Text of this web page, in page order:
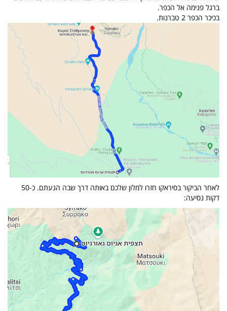
ברגל פנימה אל הכפר.
בכיכר הכפר 2 טברנות.
לאחר הביקור בסיראקו חזרו למלון שלכם באותה דרך שבה הגעתם. כ-50
דקות נסיעה: